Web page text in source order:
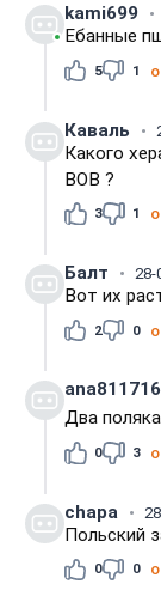
kami699
Ебанные
5 1
Каваль
Какого
ВОВ ?
3 1
Балт 28-
Вот их
2 0
Два
0 3
chapa
Польский
0 0